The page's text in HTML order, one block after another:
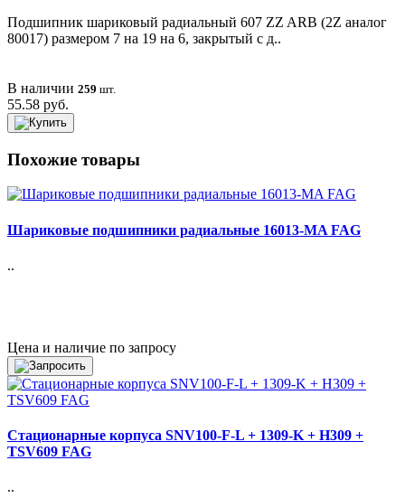
Подшипник шариковый радиальный 607 ZZ ARB (2Z аналог
80017) размером 7 на 19 на 6, закрытый с д..
В наличии 259 шт.
55.58 руб.
Похожие товары
Шариковые подшипники радиальные 16013-MA FAG
..
Цена и наличие по запросу
Стационарные корпуса SNV100-F-L + 1309-K + H309 +
TSV609 FAG
..